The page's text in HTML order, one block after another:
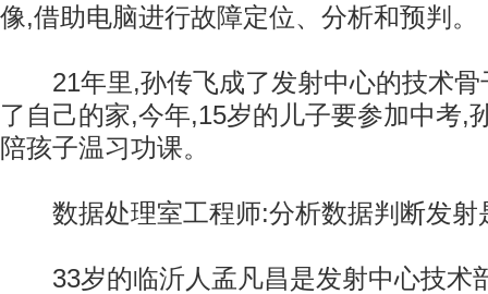
像,借助电脑进行故障定位、分析和预判。
21年里,孙传飞成了发射中心的技术骨
了自己的家,今年,15岁的儿子要参加中考,
陪孩子温习功课。
数据处理室工程师:分析数据判断发射
33岁的临沂人孟凡昌是发射中心技术